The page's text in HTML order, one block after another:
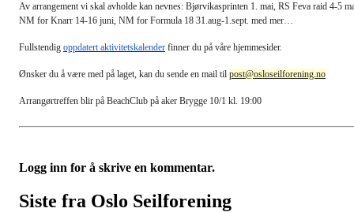
Av arrangement vi skal avholde kan nevnes: Bjørvikasprinten 1. mai, RS Feva raid 4-5
NM for Knarr 14-16 juni, NM for Formula 18 31.aug-1.sept. med mer…
Fullstendig oppdatert aktivitetskalender finner du på våre hjemmesider.
Ønsker du å være med på laget, kan du sende en mail til post@osloseilforening.no
Arrangørtreffen blir på BeachClub på aker Brygge 10/1 kl. 19:00
Logg inn for å skrive en kommentar.
Siste fra Oslo Seilforening